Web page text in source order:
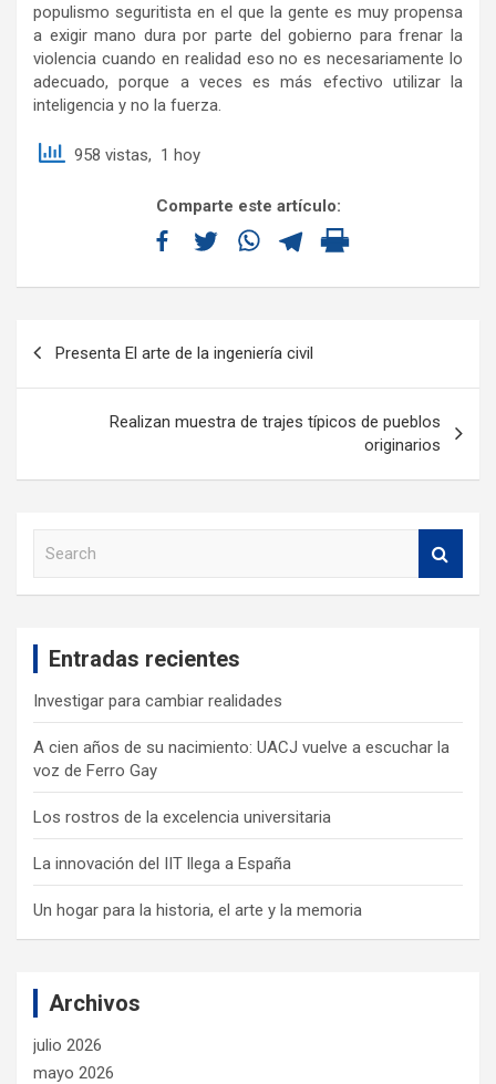
populismo seguritista en el que la gente es muy propensa
a exigir mano dura por parte del gobierno para frenar la
violencia cuando en realidad eso no es necesariamente lo
adecuado, porque a veces es más efectivo utilizar la
inteligencia y no la fuerza.
958 vistas, 1 hoy
Comparte este artículo:
Presenta El arte de la ingeniería civil
Realizan muestra de trajes típicos de pueblos
originarios
Entradas recientes
Investigar para cambiar realidades
A cien años de su nacimiento: UACJ vuelve a escuchar la
voz de Ferro Gay
Los rostros de la excelencia universitaria
La innovación del IIT llega a España
Un hogar para la historia, el arte y la memoria
Archivos
julio 2026
mayo 2026